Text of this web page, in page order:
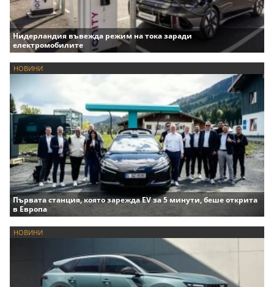
Нидерландия въвежда режим на тока заради
електромобилите
НОВИНИ
Първата станция, която зарежда EV за 5 минути, беше открита
в Европа
НОВИНИ